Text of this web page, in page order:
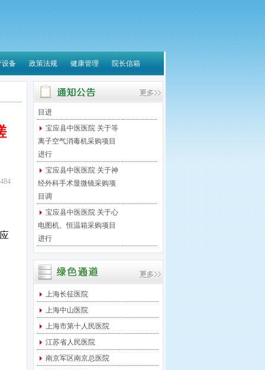
院长信箱
健康管理
政策法规
设备
养诊疗云平台系统采购项
目进
宝应县中医医院 关于等
离子空气消毒机采购项目
进行
宝应县中医医院 关于神
经外科手术显微镜采购项
目调
宝应县中医医院 关于心
电图机、恒温箱采购项目
进行
宝应县中医医院 关于医
保移动支付微信接口项目
进行
宝应县中医医院 关于足
底泵采购项目进行院内竞
争性
宝应县中医医院 关于西
门子DR维修保养服务项目
采
上海长征医院
上海中山医院
上海市第十人民医院
江苏省人民医院
南京军区南京总医院